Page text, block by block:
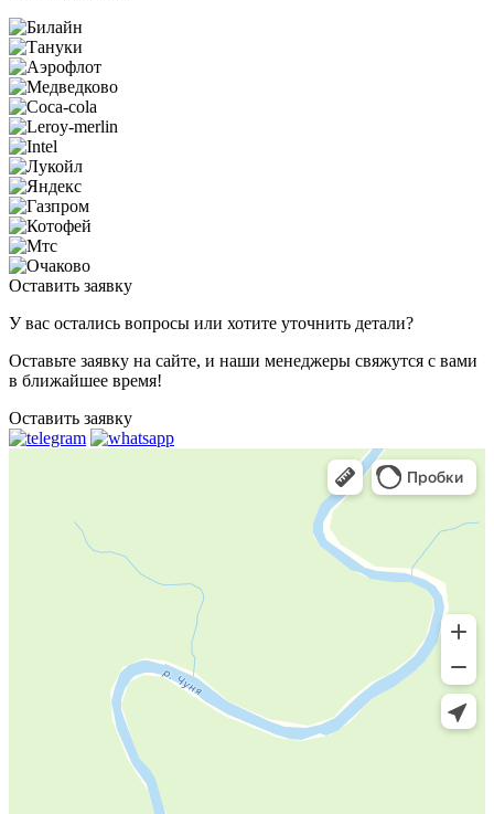
Оставить заявку
У вас остались вопросы или хотите уточнить детали?
Оставьте заявку на сайте, и наши менеджеры свяжутся с вами
в ближайшее время!
Оставить заявку